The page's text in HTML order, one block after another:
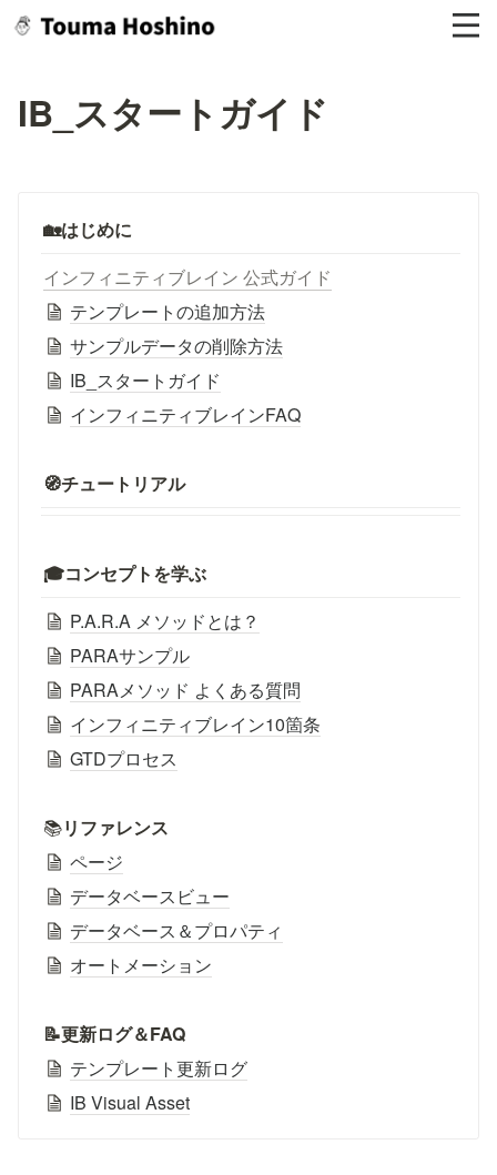
IB_スタートガイド
🏡はじめに
インフィニティブレイン 公式ガイド
テンプレートの追加方法
サンプルデータの削除方法
IB_スタートガイド
インフィニティブレインFAQ
🧭チュートリアル
🎓コンセプトを学ぶ
P.A.R.A メソッドとは？
PARAサンプル
PARAメソッド よくある質問
インフィニティブレイン10箇条
GTDプロセス
📚リファレンス
ページ
データベースビュー
データベース＆プロパティ
オートメーション
📝更新ログ＆FAQ
テンプレート更新ログ
IB Visual Asset